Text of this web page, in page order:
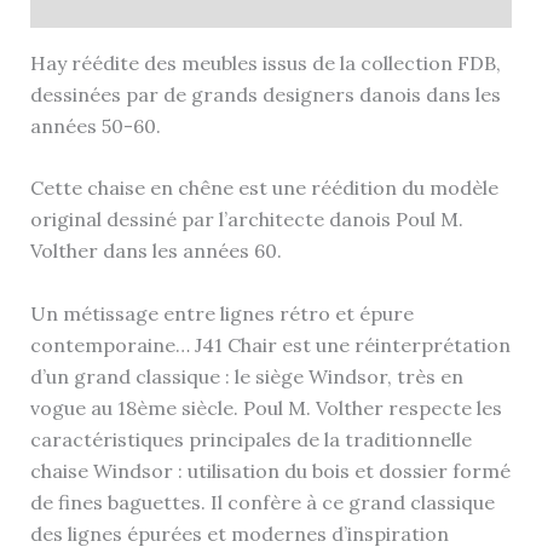
Hay réédite des meubles issus de la collection FDB,
dessinées par de grands designers danois dans les
années 50-60.
Cette chaise en chêne est une réédition du modèle
original dessiné par l’architecte danois Poul M.
Volther dans les années 60.
Un métissage entre lignes rétro et épure
contemporaine… J41 Chair est une réinterprétation
d’un grand classique : le siège Windsor, très en
vogue au 18ème siècle. Poul M. Volther respecte les
caractéristiques principales de la traditionnelle
chaise Windsor : utilisation du bois et dossier formé
de fines baguettes. Il confère à ce grand classique
des lignes épurées et modernes d’inspiration